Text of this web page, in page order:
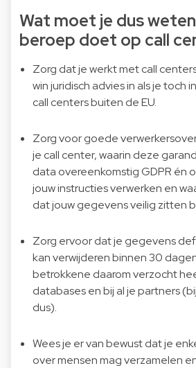
Wat moet je dus
beroep doet op call
Zorg dat je werkt met call
win juridisch advies in als je toch
call centers buiten de EU.
Zorg voor goede
je call center, waarin deze
data overeenkomstig GDPR én
jouw instructies verwerken en
dat jouw gegevens veilig zitten
Zorg ervoor dat je gegevens
kan verwijderen binnen 30
betrokkene daarom verzocht
databases en bij al je partners
dus).
Wees je er van bewust dat je
over mensen mag verzamelen